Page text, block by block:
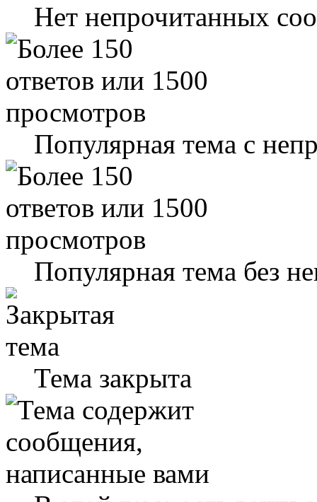
Нет непрочитанных
Популярная тема с
Популярная тема без
Тема закрыта